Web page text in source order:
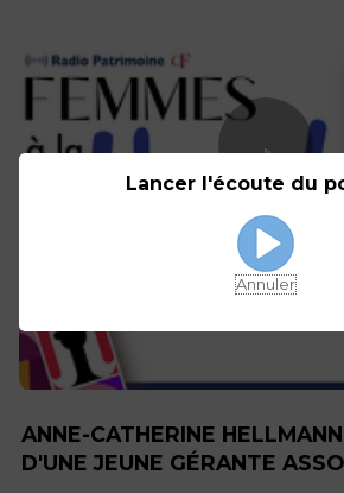
ANNE-CATHERINE
D'UNE JEUNE GÉRANTE
Lancer l'écoute du
Annuler